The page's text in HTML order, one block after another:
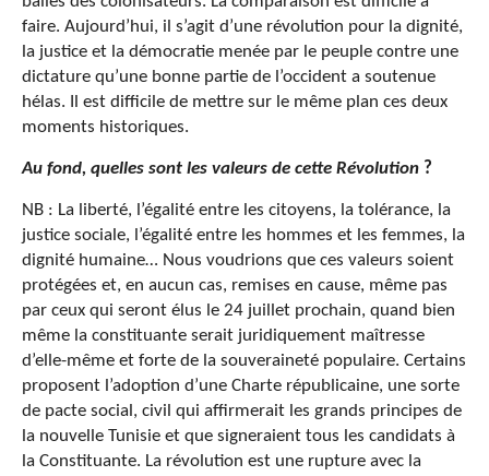
faire. Aujourd’hui, il s’agit d’une révolution pour la dignité,
la justice et la démocratie menée par le peuple contre une
dictature qu’une bonne partie de l’occident a soutenue
hélas. Il est difficile de mettre sur le même plan ces deux
moments historiques.
Au fond, quelles sont les valeurs de cette Révolution ?
NB : La liberté, l’égalité entre les citoyens, la tolérance, la
justice sociale, l’égalité entre les hommes et les femmes, la
dignité humaine… Nous voudrions que ces valeurs soient
protégées et, en aucun cas, remises en cause, même pas
par ceux qui seront élus le 24 juillet prochain, quand bien
même la constituante serait juridiquement maîtresse
d’elle-même et forte de la souveraineté populaire. Certains
proposent l’adoption d’une Charte républicaine, une sorte
de pacte social, civil qui affirmerait les grands principes de
la nouvelle Tunisie et que signeraient tous les candidats à
la Constituante. La révolution est une rupture avec la